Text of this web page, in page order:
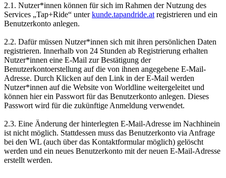
2.1. Nutzer*innen können für sich im Rahmen der Nutzung des
Services „Tap+Ride“ unterkunde.tapandride.at registrieren und ein
Benutzerkonto anlegen.
2.2. Dafür müssen Nutzer*innen sich mit ihren persönlichen Daten
registrieren. Innerhalb von 24 Stunden ab Registrierung erhalten
Nutzer*innen eine E-Mail zur Bestätigung der
Benutzerkontoerstellung auf die von ihnen angegebene E-Mail-
Adresse. Durch Klicken auf den Link in der E-Mail werden
Nutzer*innen auf die Website von Worldline weitergeleitet und
können hier ein Passwort für das Benutzerkonto anlegen. Dieses
Passwort wird für die zukünftige Anmeldung verwendet.
2.3. Eine Änderung der hinterlegten E-Mail-Adresse im Nachhinein
ist nicht möglich. Stattdessen muss das Benutzerkonto via Anfrage
bei den WL (auch über das Kontaktformular möglich) gelöscht
werden und ein neues Benutzerkonto mit der neuen E-Mail-Adresse
erstellt werden.